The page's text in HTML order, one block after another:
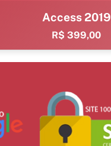
Access 2019
R$ 399,00